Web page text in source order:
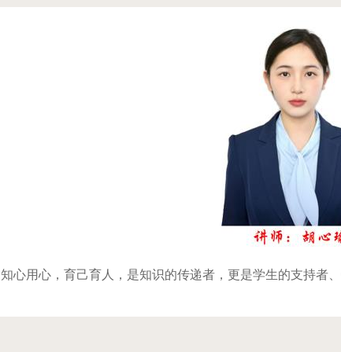
知心用心，育己育人，是知识的传递者，更是学生的支持者